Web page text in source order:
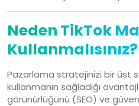
Neden TikTok
Kullanmalısınız?
Pazarlama stratejinizi bir üst
kullanmanın sağladığı
görünürlüğünü (SEO) ve